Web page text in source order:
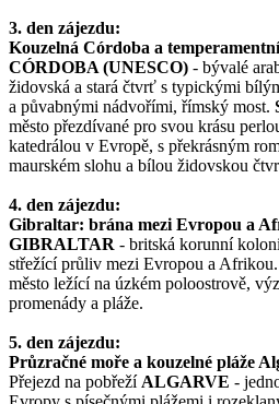
3. den zájezdu:
Kouzelná Córdoba a
CÓRDOBA (UNESCO) - bývalé
židovská a stará čtvrť s typickými
a půvabnými nádvořími, římský most.
město přezdívané pro svou krásu
katedrálou v Evropě, s překrásným
maurském slohu a bílou židovskou
4. den zájezdu:
Gibraltar: brána mezi Evropou a
GIBRALTAR - britská korunní
střežící průliv mezi Evropou a Afrikou.
město ležící na úzkém poloostrově,
promenády a pláže.
5. den zájezdu:
Průzračné moře a kouzelné pláže
Přejezd na pobřeží ALGARVE -